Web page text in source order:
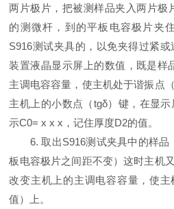
两片极片，把被测样品夹入两片极
的测微杆，到的平板电容极片夹
S916测试夹具的，以免夹得过紧
装置液晶显示屏上的数值，既是样
主调电容容量，使主机处于谐振点
主机上的小数点（tgδ）键，在显
示C0= x x x，记住厚度D2的值。
6. 取出S916测试夹具中的样品
板电容极片之间距不变）这时主机
改变主机上的主调电容容量，使
值）上。